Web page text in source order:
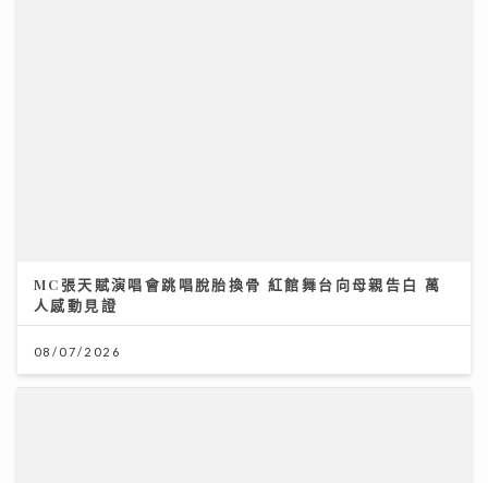
MC張天賦演唱會跳唱脫胎換骨 紅館舞台向母親告白 萬
人感動見證
08/07/2026